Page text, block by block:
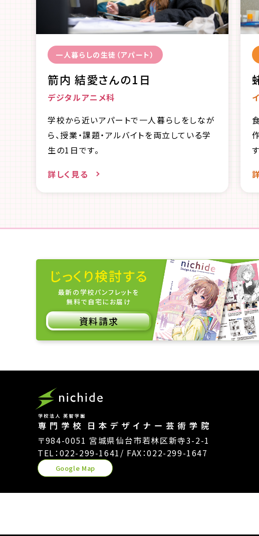
一人暮らしの生徒（アパート）
箭内 結愛さんの1日
デジタルアニメ科
学校から近いアパートで一人暮らしをしなが
ら、授業・課題・アルバイトを両立している学
生の1日です。
詳しく見る
じっくり検討する
最新の学校パンフレットを
無料で自宅にお届け
資料請求
〒984-0051 宮城県仙台市若林区新寺3-2-1
TEL：022-299-1641 / FAX：022-299-1647
Google Map